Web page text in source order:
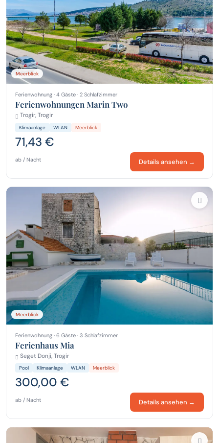
Meerblick
Ferienwohnung · 4 Gäste · 2 Schlafzimmer
Ferienwohnungen Marin Two
Trogir, Trogir
Klimaanlage WLAN Meerblick
71,43 €
ab / Nacht Details ansehen →
Meerblick
Ferienwohnung · 6 Gäste · 3 Schlafzimmer
Ferienhaus Mia
Seget Donji, Trogir
Pool Klimaanlage WLAN Meerblick
300,00 €
ab / Nacht Details ansehen →